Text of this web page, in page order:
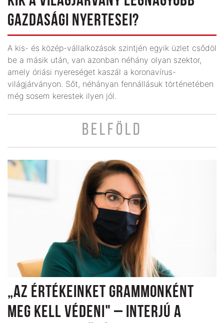
GAZDASÁGI NYERTESEI?
A kis- és közép-vállalkozások szintjén egyik üzlet csődöl
be a másik után, van azonban néhány olyan szektor,
amely óriási nyereséget kaszál a koronavírus-
világjárványon. Sőt, néhányan fennállásuk történetében
még sosem kerestek ilyen jól.
BELFÖLD
„AZ ÉRTÉKEINKET GRAMMONKÉNT
MEG KELL VÉDENI" – INTERJÚ A